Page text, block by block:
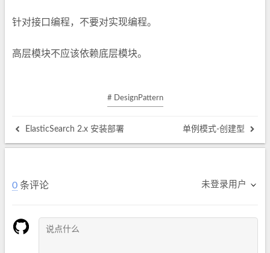
针对接口编程，不要对实现编程。
高层模块不应该依赖底层模块。
# DesignPattern
ElasticSearch 2.x 安装部署 单例模式-创建型
0 条评论 未登录用户